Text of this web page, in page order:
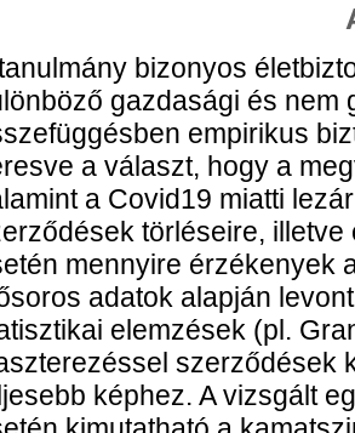
bizonyos
gazdasági és nem
empirikus
a választ, hogy a
a Covid19 miatti
törléseire,
mennyire érzékenyek
adatok alapján
elemzések (pl.
szerződések
képhez. A vizsgált